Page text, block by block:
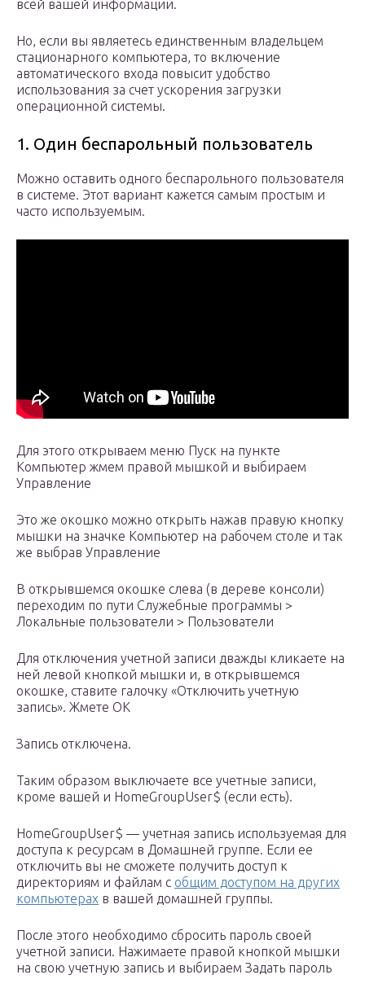
всей вашей информации.
Но, если вы являетесь единственным владельцем
стационарного компьютера, то включение
автоматического входа повысит удобство
использования за счет ускорения загрузки
операционной системы.
1. Один беспарольный пользователь
Можно оставить одного беспарольного пользователя
в системе. Этот вариант кажется самым простым и
часто используемым.
Для этого открываем меню Пуск на пункте
Компьютер жмем правой мышкой и выбираем
Управление
Это же окошко можно открыть нажав правую кнопку
мышки на значке Компьютер на рабочем столе и так
же выбрав Управление
В открывшемся окошке слева (в дереве консоли)
переходим по пути Служебные программы >
Локальные пользователи > Пользователи
Для отключения учетной записи дважды кликаете на
ней левой кнопкой мышки и, в открывшемся
окошке, ставите галочку «Отключить учетную
запись». Жмете ОК
Запись отключена.
Таким образом выключаете все учетные записи,
кроме вашей и HomeGroupUser$ (если есть).
HomeGroupUser$ — учетная запись используемая для
доступа к ресурсам в Домашней группе. Если ее
отключить вы не сможете получить доступ к
директориям и файлам с общим доступом на других
компьютерах в вашей домашней группы.
После этого необходимо сбросить пароль своей
учетной записи. Нажимаете правой кнопкой мышки
на свою учетную запись и выбираем Задать пароль